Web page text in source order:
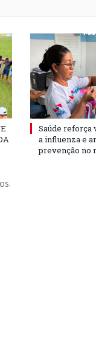
Saúde reforça
a influenza e
prevenção no